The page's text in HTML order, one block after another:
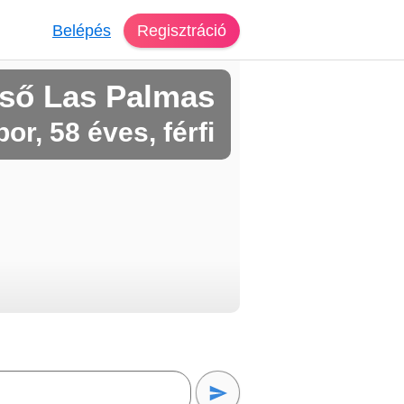
Belépés Regisztráció
Las Palmas
58 éves, férfi